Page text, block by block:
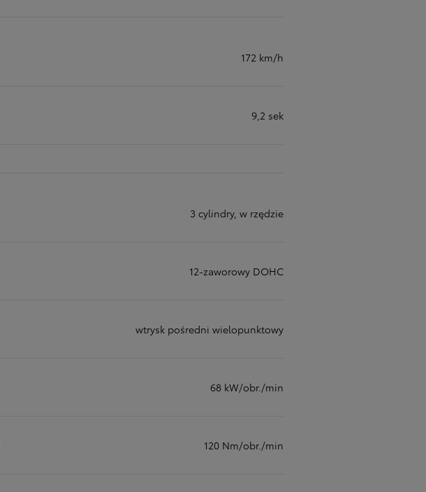
172 km/h
9,2 sek
3 cylindry, w rzędzie
12-zaworowy DOHC
wtrysk pośredni wielopunktowy
68 kW/obr./min
120 Nm/obr./min